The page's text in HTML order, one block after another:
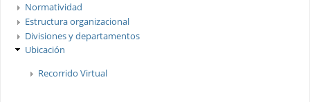
Normatividad
Estructura organizacional
Divisiones y departamentos
Ubicación
Recorrido Virtual